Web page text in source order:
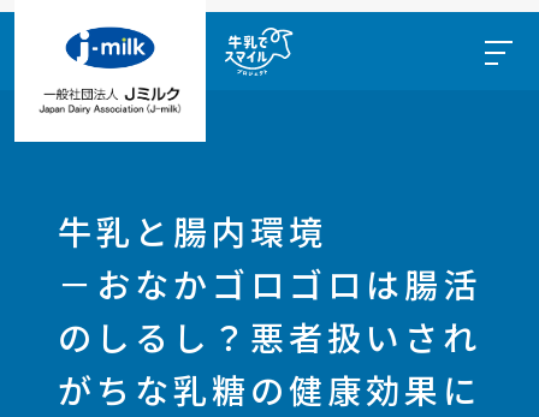
牛乳と腸内環境
－おなかゴロゴロは腸活
のしるし？悪者扱いされ
がちな乳糖の健康効果に